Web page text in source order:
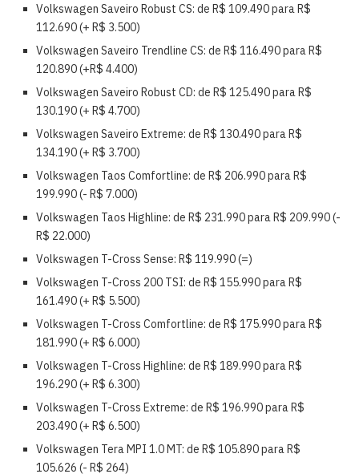
Volkswagen Saveiro Robust CS: de R$ 109.490 paraR$
112.690 (+ R$ 3.500)
Volkswagen Saveiro Trendline CS: de R$ 116.490 paraR$
120.890 (+R$ 4.400)
Volkswagen Saveiro Robust CD: de R$ 125.490 paraR$
130.190 (+ R$ 4.700)
Volkswagen Saveiro Extreme: de R$ 130.490 paraR$
134.190 (+ R$ 3.700)
Volkswagen Taos Comfortline: de R$ 206.990 paraR$
199.990 (- R$ 7.000)
Volkswagen Taos Highline: de R$ 231.990 paraR$ 209.990 (-
R$ 22.000)
Volkswagen T-Cross Sense: R$ 119.990 (=)
Volkswagen T-Cross 200 TSI: de R$ 155.990 paraR$
161.490 (+ R$ 5.500)
Volkswagen T-Cross Comfortline: de R$ 175.990 paraR$
181.990 (+ R$ 6.000)
Volkswagen T-Cross Highline: de R$ 189.990 paraR$
196.290 (+ R$ 6.300)
Volkswagen T-Cross Extreme: de R$ 196.990 paraR$
203.490 (+ R$ 6.500)
Volkswagen Tera MPI 1.0 MT: de R$ 105.890 paraR$
105.626 (- R$ 264)